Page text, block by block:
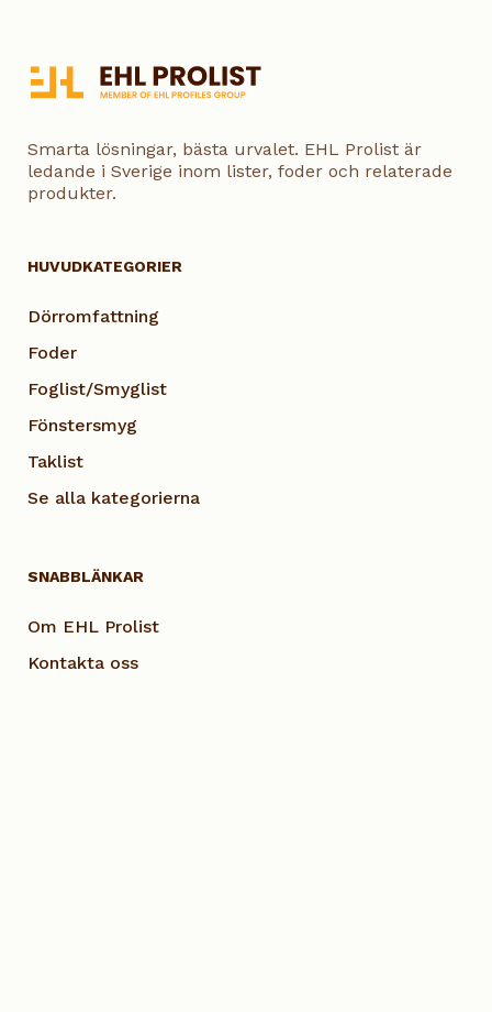
Smarta lösningar, bästa urvalet. EHL Prolist är
ledande i Sverige inom lister, foder och relaterade
produkter.
HUVUDKATEGORIER
Dörromfattning
Foder
Foglist/Smyglist
Fönstersmyg
Taklist
Se alla kategorierna
SNABBLÄNKAR
Om EHL Prolist
Kontakta oss